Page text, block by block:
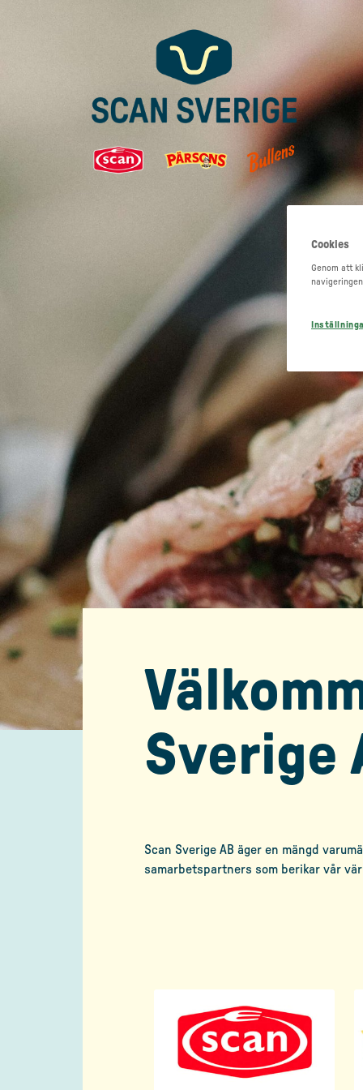
Sverige
Scan Sverige AB äger en mängd
samarbetspartners som berikar vår
Cookies
Genom att